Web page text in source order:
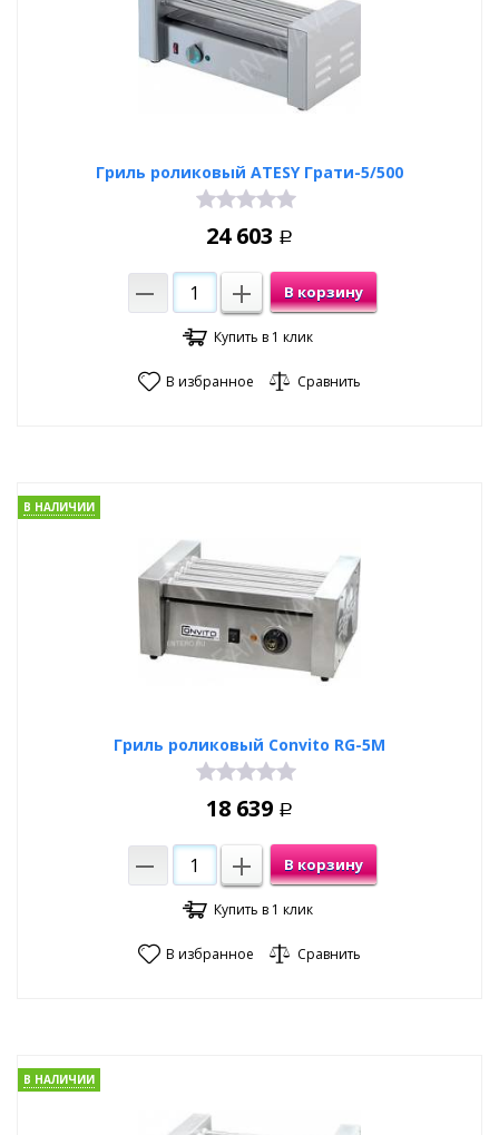
Гриль роликовый ATESY Грати-5/500
24 603 Р
В корзину
Купить в 1 клик
В избранное Сравнить
Гриль роликовый Convito RG-5M
В НАЛИЧИИ
18 639 Р
В корзину
Купить в 1 клик
В избранное Сравнить
В НАЛИЧИИ